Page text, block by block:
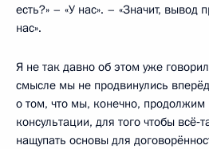
есть?» – «У нас». – «Значит, вывод
нас».
Я не так давно об этом уже
смысле мы не продвинулись
о том, что мы, конечно,
консультации, для того чтобы
нащупать основы для